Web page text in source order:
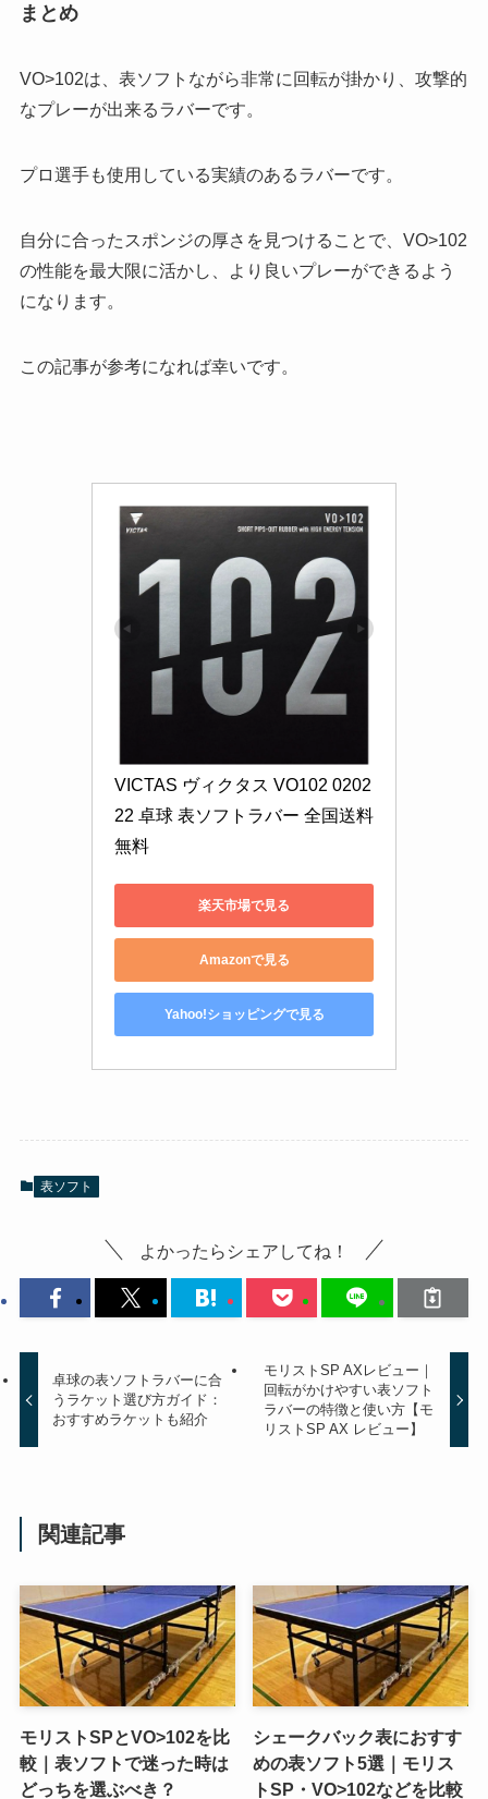
まとめ
VO>102は、表ソフトながら非常に回転が掛かり、攻撃的
なプレーが出来るラバーです。
プロ選手も使用している実績のあるラバーです。
自分に合ったスポンジの厚さを見つけることで、VO>102
の性能を最大限に活かし、より良いプレーができるよう
になります。
この記事が参考になれば幸いです。
VICTAS ヴィクタス VO102 0202
22 卓球 表ソフトラバー 全国送料
無料
楽天市場で見る
Amazonで見る
Yahoo!ショッピングで見る
表ソフト
よかったらシェアしてね！
卓球の表ソフトラバーに合
うラケット選び方ガイド：
おすすめラケットも紹介
モリストSP AXレビュー｜
回転がかけやすい表ソフト
ラバーの特徴と使い方【モ
リストSP AX レビュー】
関連記事
モリストSPとVO>102を比
較｜表ソフトで迷った時は
どっちを選ぶべき？
シェークバック表におすす
めの表ソフト5選｜モリス
トSP・VO>102などを比較